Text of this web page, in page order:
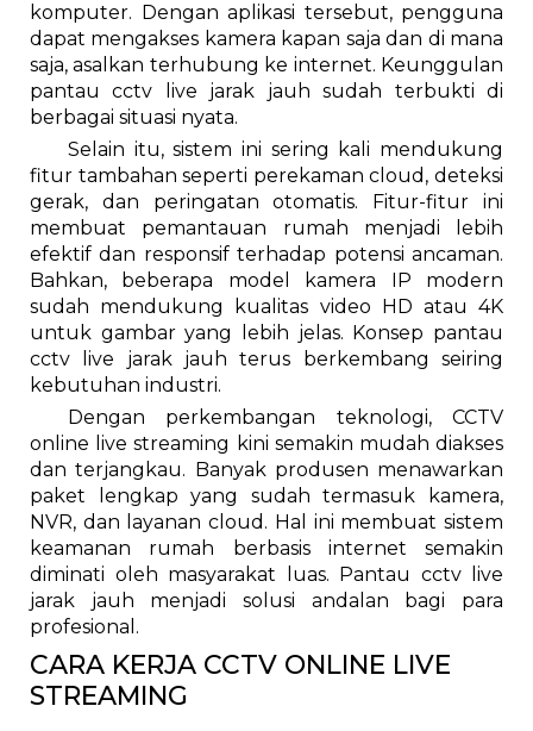
komputer. Dengan aplikasi tersebut, pengguna
dapat mengakses kamera kapan saja dan di mana
saja, asalkan terhubung ke internet. Keunggulan
pantau cctv live jarak jauh sudah terbukti di
berbagai situasi nyata.
Selain itu, sistem ini sering kali mendukung
fitur tambahan seperti perekaman cloud, deteksi
gerak, dan peringatan otomatis. Fitur-fitur ini
membuat pemantauan rumah menjadi lebih
efektif dan responsif terhadap potensi ancaman.
Bahkan, beberapa model kamera IP modern
sudah mendukung kualitas video HD atau 4K
untuk gambar yang lebih jelas. Konsep pantau
cctv live jarak jauh terus berkembang seiring
kebutuhan industri.
Dengan perkembangan teknologi, CCTV
online live streaming kini semakin mudah diakses
dan terjangkau. Banyak produsen menawarkan
paket lengkap yang sudah termasuk kamera,
NVR, dan layanan cloud. Hal ini membuat sistem
keamanan rumah berbasis internet semakin
diminati oleh masyarakat luas. Pantau cctv live
jarak jauh menjadi solusi andalan bagi para
profesional.
CARA KERJA CCTV ONLINE LIVE
STREAMING